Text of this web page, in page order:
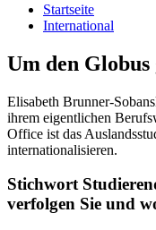
Startseite
International
Um den Globus
Elisabeth Brunner-
ihrem eigentlichen
Office ist das
internationalisieren.
Stichwort
verfolgen Sie und